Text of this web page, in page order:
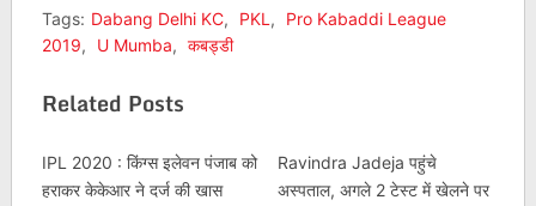
Tags: Dabang Delhi KC, PKL ,
Pro Kabaddi League
2019, U Mumba, कबड्डी
Related Posts
IPL 2020 : किंग्स इलेवन पंजाब को
हराकर केकेआर ने दर्ज की खास
Ravindra Jadeja पहुंचे
अस्पताल, अगले 2 टेस्ट में खेलने पर